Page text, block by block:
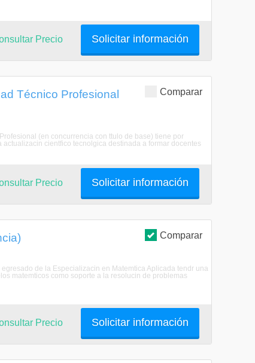
Solicitar información
Precio
Comparar
Técnico Profesional
(en concurrencia con ttulo de base) tiene por
cientfico tecnolgica destinada a formar docentes
Solicitar información
Precio
Comparar
de la Especializacin en Matemtica Aplicada tendr una
matemticos como soporte a la resolucin de problemas
Solicitar información
Precio